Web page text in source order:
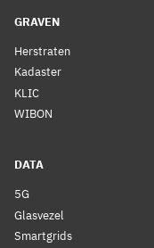
GRAVEN
Herstraten
Kadaster
KLIC
WIBON
DATA
5G
Glasvezel
Smartgrids